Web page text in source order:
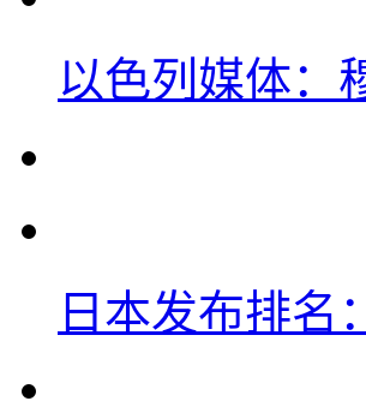
以色列媒体：
日本发布排名